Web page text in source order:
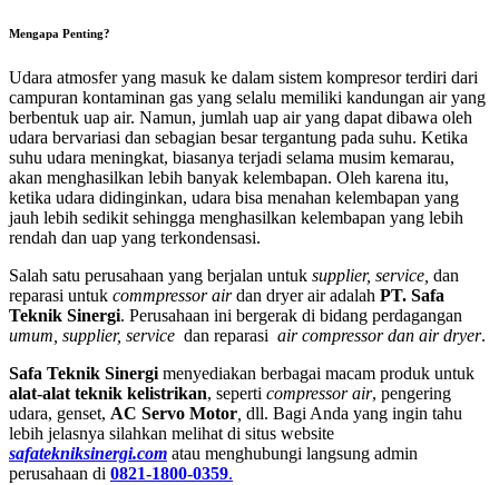
Mengapa Penting?
Udara atmosfer yang masuk ke dalam sistem kompresor terdiri dari
campuran kontaminan gas yang selalu memiliki kandungan air yang
berbentuk uap air. Namun, jumlah uap air yang dapat dibawa oleh
udara bervariasi dan sebagian besar tergantung pada suhu. Ketika
suhu udara meningkat, biasanya terjadi selama musim kemarau,
akan menghasilkan lebih banyak kelembapan. Oleh karena itu,
ketika udara didinginkan, udara bisa menahan kelembapan yang
jauh lebih sedikit sehingga menghasilkan kelembapan yang lebih
rendah dan uap yang terkondensasi.
Salah satu perusahaan yang berjalan untuk supplier, service, dan
reparasi untuk commpressor airdan dryer air adalah PT. Safa
Teknik Sinergi. Perusahaan ini bergerak di bidang perdagangan
umum, supplier, service dan reparasi air compressor dan air dryer.
Safa Teknik Sinergimenyediakan berbagai macam produk untuk
alat-alat teknik kelistrikan, seperti compressor air, pengering
udara, genset, AC Servo Motor, dll. Bagi Anda yang ingin tahu
lebih jelasnya silahkan melihat di situs website
safatekniksinergi.com atau menghubungi langsung admin
perusahaan di 0821-1800-0359.